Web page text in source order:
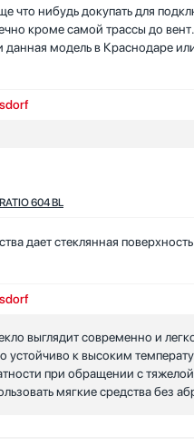
что нибудь докупать для
кроме самой трассы до
данная модель в Краснодаре
604 BL
дает стеклянная
выглядит современно и
устойчиво к высоким
при обращении с
мягкие средства без